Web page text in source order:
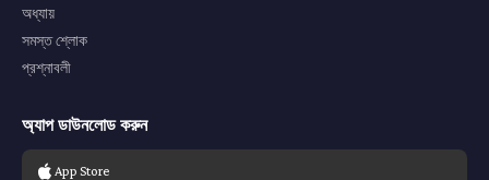
অধ্যায়
সমস্ত শ্লোক
প্রশ্নাবলী
অ্যাপ ডাউনলোড করুন
App Store